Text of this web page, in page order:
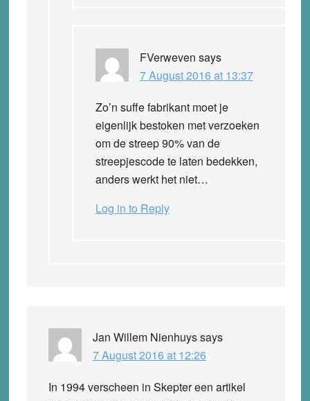
FVerweven says
7 August 2016 at 13:37
Zo’n suffe fabrikant moet je
eigenlijk bestoken met verzoeken
om de streep 90% van de
streepjescode te laten bedekken,
anders werkt het niet…
Log in to Reply
Jan Willem Nienhuyssays
7 August 2016 at 12:26
In 1994 verscheen in Skepter een artikel